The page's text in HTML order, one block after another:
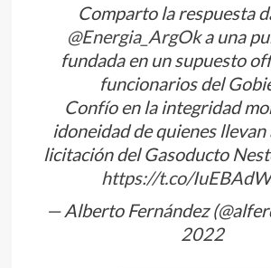
Comparto la respuesta
@Energia_ArgOka una
fundada en un supuesto
funcionarios del
Confío en la integridad
idoneidad de quienes llevan
licitación del Gasoducto
https://t.co/
— Alberto Fernández
2022